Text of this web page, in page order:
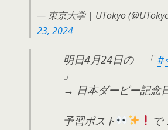
— 東京大学 | UTokyo
23, 2024
明日4月24日の 「#
」
→ 日本ダービー記念
予習ポスト
で